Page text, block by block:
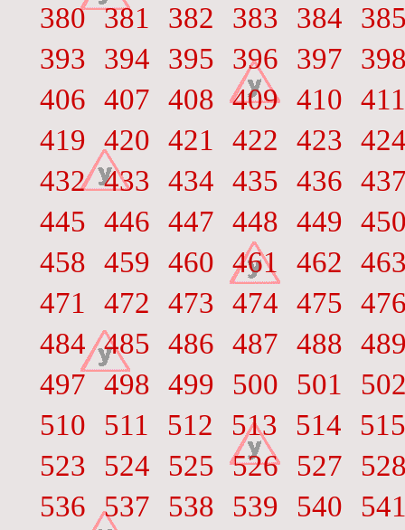
380 381 382 383 384
393
394 395 396 397
406 407 408 409 410 411
419 420 421 422 423
432 433 434 435 436
445 446 447 448 449
458 459 460 461 462
471
472 473 474 475
484 485 486 487 488
497 498 499 500 501
510
511 512 513 514
515
523
524 525 526 527
536 537 538 539 540